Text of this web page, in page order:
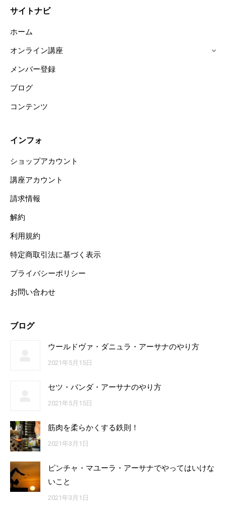
サイトナビ
ホーム
オンライン講座
メンバー登録
ブログ
コンテンツ
インフォ
ショップアカウント
講座アカウント
請求情報
解約
利用規約
特定商取引法に基づく表示
プライバシーポリシー
お問い合わせ
ブログ
ウールドヴァ・ダニュラ・アーサナのやり方
2021年5月15日
セツ・バンダ・アーサナのやり方
2021年5月15日
筋肉を柔らかくする鉄則！
2021年3月1日
ピンチャ・マユーラ・アーサナでやってはいけな
いこと
2021年3月1日